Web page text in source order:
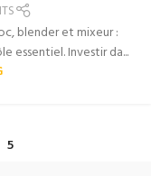
blender et mixeur :
essentiel. Investir da...
5